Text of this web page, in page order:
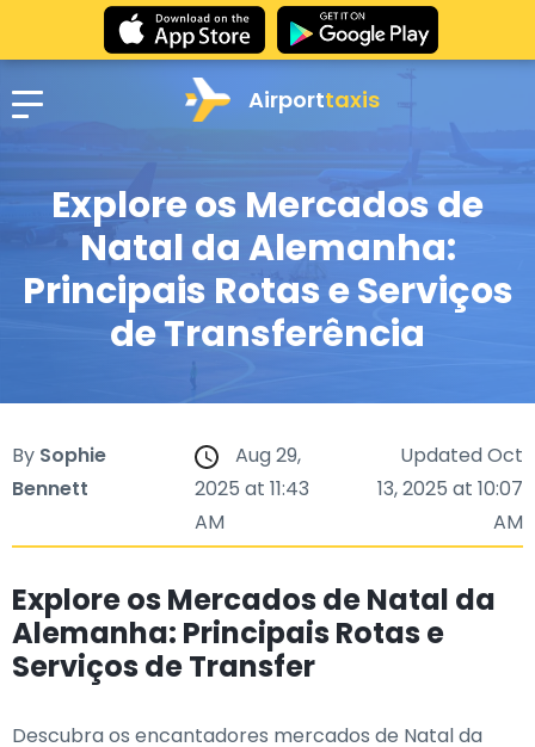
Airporttaxis
Explore os Mercados de
Natal da Alemanha:
Principais Rotas e Serviços
de Transferência
By Sophie
Bennett
Aug 29,
2025 at 11:43
AM
Updated Oct
13, 2025 at 10:07
AM
Explore os Mercados de Natal da
Alemanha: Principais Rotas e
Serviços de Transfer
Descubra os encantadores mercados de Natal da